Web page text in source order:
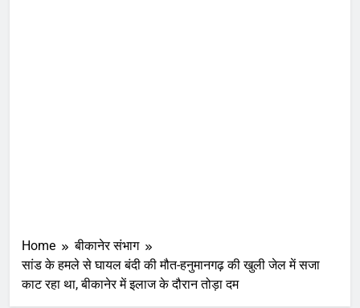
Home
बीकानेर संभाग
सांड के हमले से घायल बंदी की मौत-हनुमानगढ़ की खुली जेल में सजा
काट रहा था, बीकानेर में इलाज के दौरान तोड़ा दम